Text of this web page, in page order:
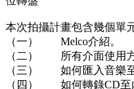
本次拍攝計畫包含幾個單
（一） Melco介紹。
（二） 所有介面使用方
（三） 如何匯入音樂至
（四） 如何轉錄CD至